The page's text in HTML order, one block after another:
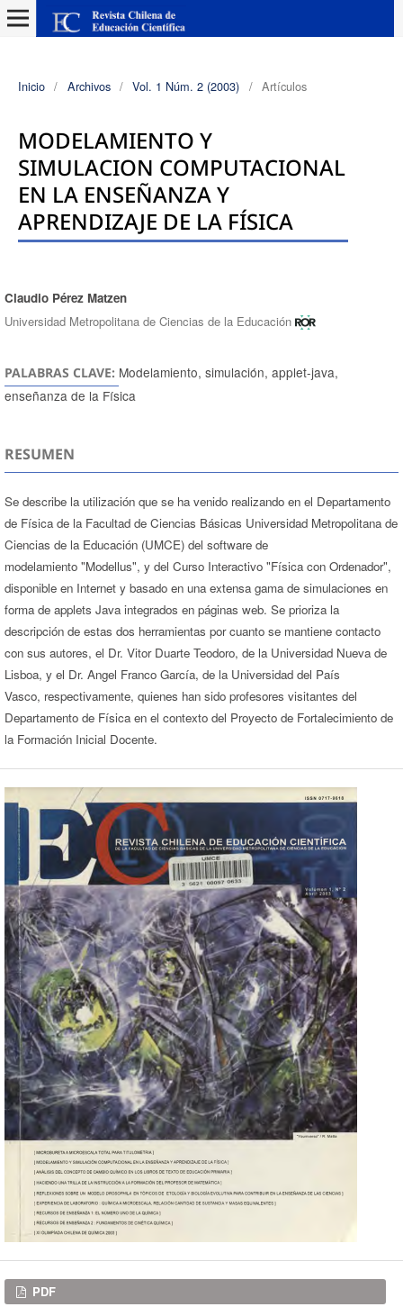
Inicio / Archivos / Vol. 1 Núm. 2 (2003) / Artículos
MODELAMIENTO Y
SIMULACION COMPUTACIONAL
EN LA ENSEÑANZA Y
APRENDIZAJE DE LA FÍSICA
Autores/as
Claudio Pérez Matzen
Universidad Metropolitana de Ciencias de la Educación
PALABRAS CLAVE: Modelamiento, simulación, applet-java,
enseñanza de la Física
RESUMEN
Se describe la utilización que se ha venido realizando en el Departamento
de Física de la Facultad de Ciencias Básicas Universidad Metropolitana de
Ciencias de la Educación (UMCE) del software de
modelamiento "Modellus", y del Curso Interactivo "Física con Ordenador",
disponible en Internet y basado en una extensa gama de simulaciones en
forma de applets Java integrados en páginas web. Se prioriza la
descripción de estas dos herramientas por cuanto se mantiene contacto
con sus autores, el Dr. Vitor Duarte Teodoro, de la Universidad Nueva de
Lisboa, y el Dr. Angel Franco García, de la Universidad del País
Vasco, respectivamente, quienes han sido profesores visitantes del
Departamento de Física en el contexto del Proyecto de Fortalecimiento de
la Formación Inicial Docente.
Descargas
PDF